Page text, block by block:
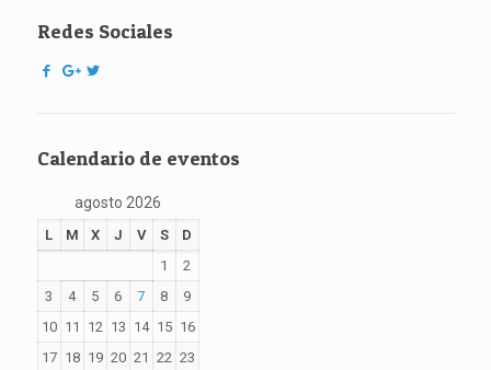
Redes Sociales
Calendario de eventos
agosto 2026
L M X J V S
D
1
2
3
4 5 6 7 8
9
10 11 12 13 14 15 16
17 18 19 20 21 22 23